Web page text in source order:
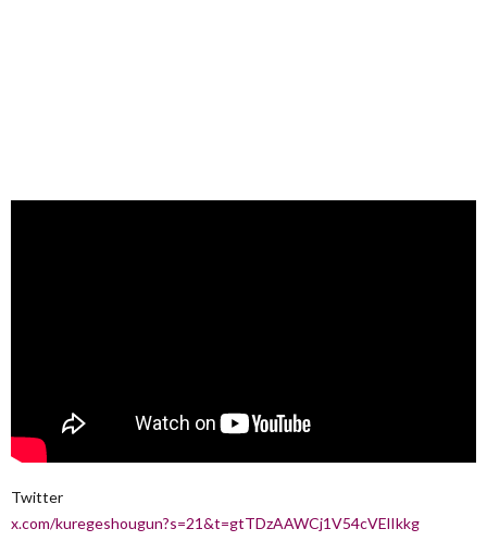
Twitter
x.com/kuregeshougun?s=21&t=gtTDzAAWCj1V54cVElIkkg